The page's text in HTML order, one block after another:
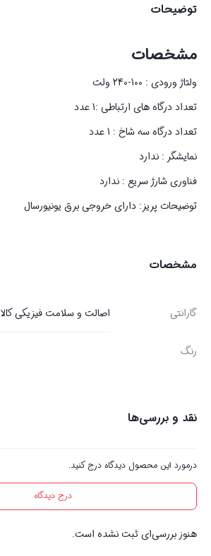
توضیحات
مشخصات
ولتاژ ورودی : 100-240 ولت
تعداد درگاه های ارتباطی :1 عدد
تعداد درگاه سه شاخ : 1 عدد
نمایشگر : ندارد
فناوری شارژ سریع : ندارد
توضیحات پریز: دارای خروجی برق یونیورسال
مشخصات
گارانتی اصالت و سلامت فیزیکی کالا
رنگ
نقد و بررسی‌ها
درمورد این محصول دیدگاه درج کنید.
درج دیدگاه
هنوز بررسی‌ای ثبت نشده است.